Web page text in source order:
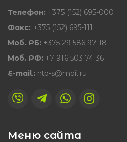
Телефон: +375 (152) 695-000
Факс: +375 (152) 695-111
Моб. РБ: +375 29 586 97 18
Моб. РФ: +7 916 503 74 36
E-mail: ntp-s@mail.ru
Меню сайта